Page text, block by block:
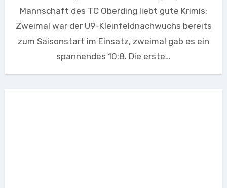
Mannschaft des TC Oberding liebt gute Krimis:
Zweimal war der U9-Kleinfeldnachwuchs bereits
zum Saisonstart im Einsatz, zweimal gab es ein
spannendes 10:8. Die erste…